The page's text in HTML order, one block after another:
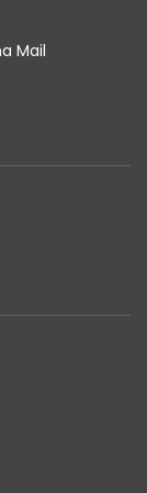
modalità
a
sensore
Mail